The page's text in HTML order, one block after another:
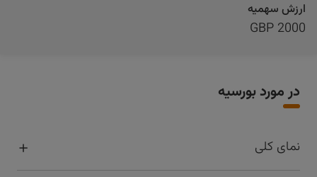
ارزش سهمیه
2000 GBP
در مورد بورسیه
نمای کلی